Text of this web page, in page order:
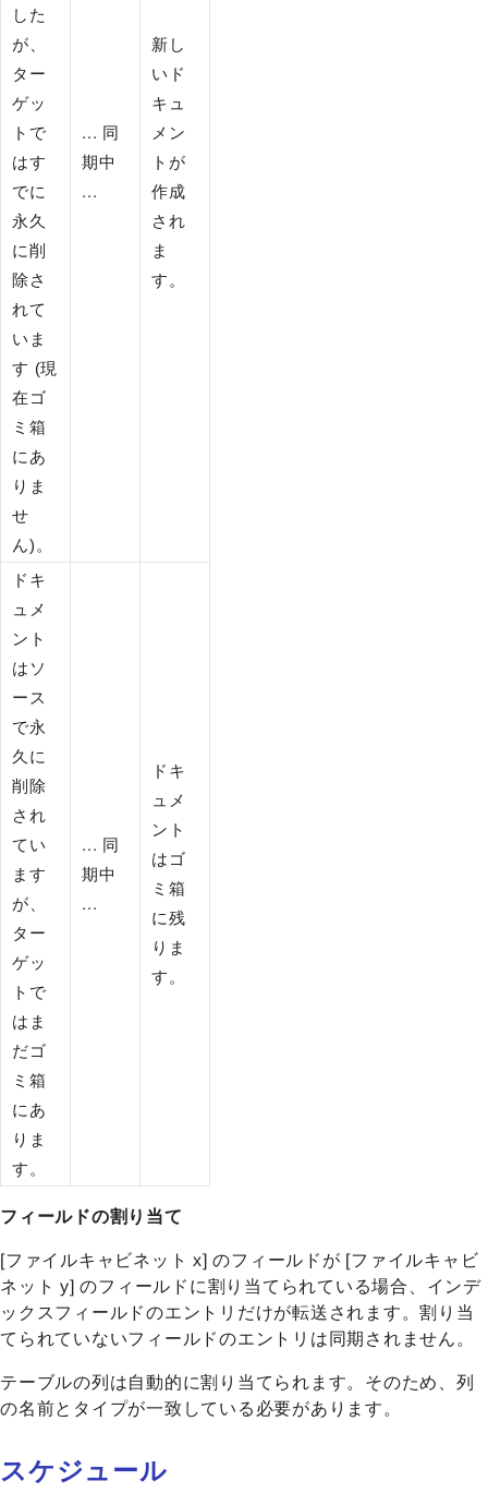
した
が、
ター
ゲッ
トで
はす
でに
永久
に削
除さ
れて
いま
す (現
在ゴ
ミ箱
にあ
りま
せ
ん)。
... 同
期中
...
新し
いド
キュ
メン
トが
作成
され
ま
す。
ドキ
ュメ
ント
はソ
ース
で永
久に
削除
され
てい
ます
が、
ター
ゲッ
トで
はま
だゴ
ミ箱
にあ
りま
す。
... 同
期中
...
ドキ
ュメ
ント
はゴ
ミ箱
に残
りま
す。
フィールドの割り当て
[ファイルキャビネット x] のフィールドが [ファイルキャビ
ネット y] のフィールドに割り当てられている場合、インデ
ックスフィールドのエントリだけが転送されます。割り当
てられていないフィールドのエントリは同期されません。
テーブルの列は自動的に割り当てられます。そのため、列
の名前とタイプが一致している必要があります。
スケジュール